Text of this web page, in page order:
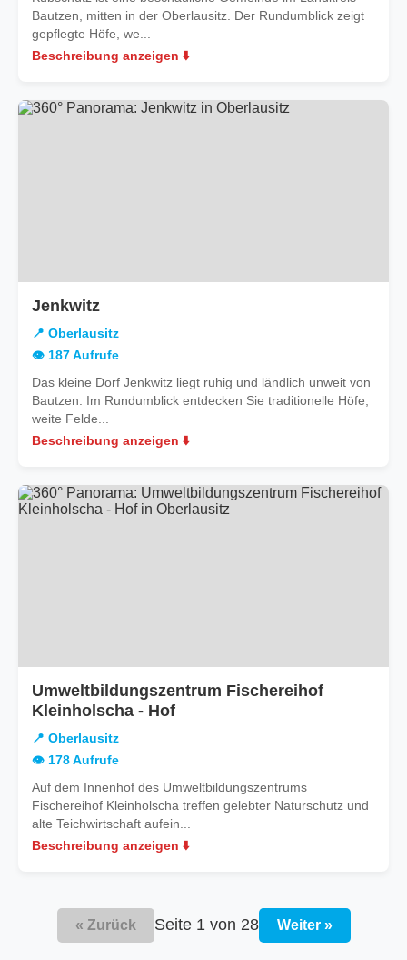
Bautzen, mitten in der Oberlausitz. Der Rundumblick zeigt
gepflegte Höfe, we...
Beschreibung anzeigen ⬇️
Jenkwitz
Oberlausitz
📍 Oberlausitz
👁️ 187 Aufrufe
Das kleine Dorf Jenkwitz liegt ruhig und ländlich unweit von
Bautzen. Im Rundumblick entdecken Sie traditionelle Höfe,
weite Felde...
Beschreibung anzeigen ⬇️
Umweltbildungszentrum Fischereihof
Kleinholscha - Hofin
📍 Oberlausitz
👁️ 178 Aufrufe
Auf dem Innenhof des Umweltbildungszentrums
Fischereihof Kleinholscha treffen gelebter Naturschutz und
alte Teichwirtschaft aufein...
Beschreibung anzeigen ⬇️
« Zurück Seite 1 von 28 Weiter »